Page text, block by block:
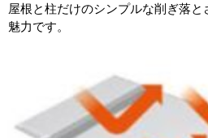
屋根と柱だけのシンプルな削ぎ落
魅力です。